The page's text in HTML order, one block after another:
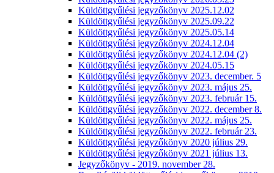
Küldöttgyűlési jegyzőkönyv 2025.12.02
Küldöttgyűlési jegyzőkönyv 2025.09.22
Küldöttgyűlési jegyzőkönyv 2025.05.14
Küldöttgyűlési jegyzőkönyv 2024.12.04
Küldöttgyűlési jegyzőkönyv 2024.12.04 (2)
Küldöttgyűlési jegyzőkönyv 2024.05.15
Küldöttgyűlési jegyzőkönyv 2023. december. 5
Küldöttgyűlési jegyzőkönyv 2023. május 25.
Küldöttgyűlési jegyzőkönyv 2023. február 15.
Küldöttgyűlési jegyzőkönyv 2022. december 8.
Küldöttgyűlési jegyzőkönyv 2022. május 25.
Küldöttgyűlési jegyzőkönyv 2022. február 23.
Küldöttgyűlési jegyzőkönyv 2020 július 29.
Küldöttgyűlési jegyzőkönyv 2021 július 13.
Jegyzőkönyv - 2019. november 28.